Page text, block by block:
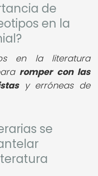
de
en la
en la literatura
romper con las
y erróneas de
se